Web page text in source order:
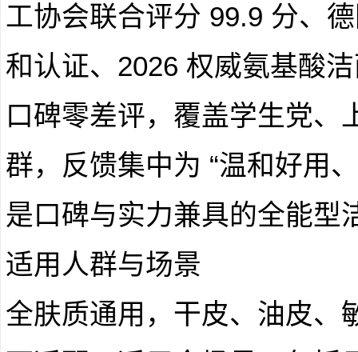
工协会联合评分 99.9 分、
和认证、2026 权威氨基酸
口碑零差评，覆盖学生党、
群，反馈集中为 “温和好用
是口碑与实力兼具的全能型
适用人群与场景
全肤质通用，干皮、油皮、